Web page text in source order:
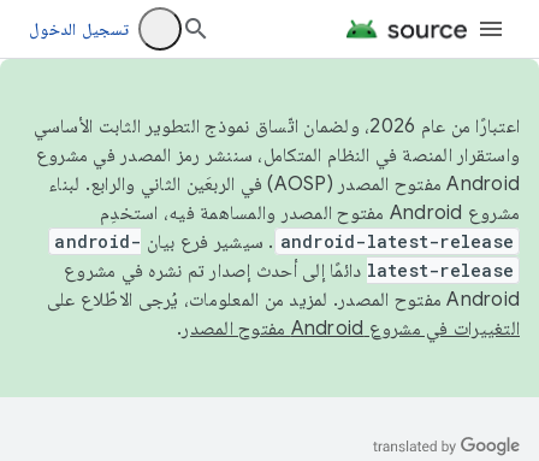
تسجيل الدخول
اعتبارًا من عام 2026، ولضمان اتّساق نموذج التطوير الثابت الأساسي
واستقرار المنصة في النظام المتكامل، سننشر رمز المصدر في مشروع
Android مفتوح المصدر (AOSP) في الربعَين الثاني والرابع. لبناء
مشروع Android مفتوح المصدر والمساهمة فيه، استخدِم
android-latest-release . سيشير فرع بيان android-
latest-release دائمًا إلى أحدث إصدار تم نشره في مشروع
Android مفتوح المصدر. لمزيد من المعلومات، يُرجى الاطّلاع على
التغييرات في مشروع Android مفتوح المصدر
.